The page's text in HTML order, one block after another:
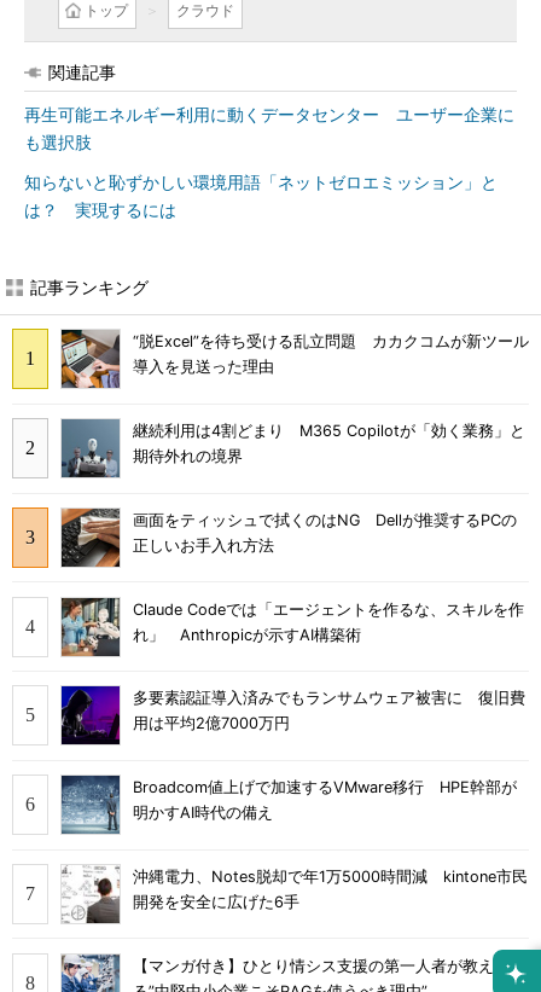
トップ クラウド
関連記事
再生可能エネルギー利用に動くデータセンター ユーザー企業に
も選択肢
知らないと恥ずかしい環境用語「ネットゼロエミッション」と
は？ 実現するには
記事ランキング
“脱Excel”を待ち受ける乱立問題 カカクコムが新ツール
導入を見送った理由
継続利用は4割どまり M365 Copilotが「効く業務」と
期待外れの境界
画面をティッシュで拭くのはNG Dellが推奨するPCの
正しいお手入れ方法
Claude Codeでは「エージェントを作るな、スキルを作
れ」 Anthropicが示すAI構築術
多要素認証導入済みでもランサムウェア被害に 復旧費
用は平均2億7000万円
Broadcom値上げで加速するVMware移行 HPE幹部が
明かすAI時代の備え
沖縄電力、Notes脱却で年1万5000時間減 kintone市民
開発を安全に広げた6手
【マンガ付き】ひとり情シス支援の第一人者が教え